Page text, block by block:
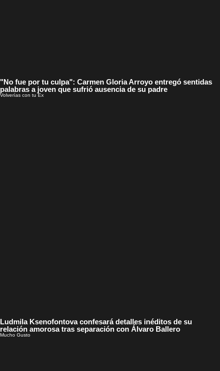
"No fue por tu culpa": Carmen Gloria Arroyo entregó sentidas
palabras a joven que sufrió ausencia de su padre
Volverías con tu Ex
Ludmila Ksenofontova confesará detalles inéditos de su
relación amorosa tras separación con Álvaro Ballero
Mucho Gusto